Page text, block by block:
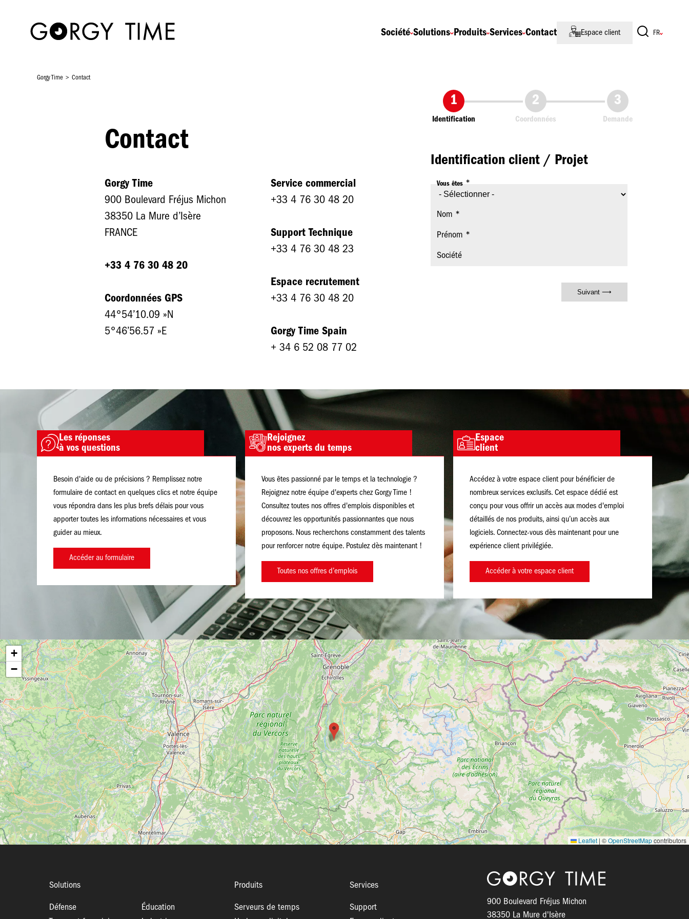
Navigation
Société Solutions Produits Services Contact Espace client
Gorgy Time Contact
Contact
Gorgy Time
900 Boulevard Fréjus Michon
38350 La Mure d’Isère
FRANCE
+33 4 76 30 48 20
Coordonnées GPS
44°54’10.09 »N
5°46’56.57 »E
Service commercial
+33 4 76 30 48 20
Support Technique
+33 4 76 30 48 23
Espace recrutement
+33 4 76 30 48 20
Gorgy Time Spain
+ 34 6 52 08 77 02
Actuel
Identification Coordonnées Demande
Identification client / Projet
Vous êtes
Nom
Prénom
Société
Image Les réponses
à vos questions
Besoin d'aide ou de précisions ? Remplissez notre
formulaire de contact en quelques clics et notre équipe
vous répondra dans les plus brefs délais pour vous
apporter toutes les informations nécessaires et vous
guider au mieux.
Accéder au formulaire
Image Rejoignez
nos experts du temps
Vous êtes passionné par le temps et la technologie ?
Rejoignez notre équipe d'experts chez Gorgy Time !
Consultez toutes nos offres d'emplois disponibles et
découvrez les opportunités passionnantes que nous
proposons. Nous recherchons constamment des talents
pour renforcer notre équipe. Postulez dès maintenant !
Toutes nos offres d’emplois
Image Espace
client
Accédez à votre espace client pour bénéficier de
nombreux services exclusifs. Cet espace dédié est
conçu pour vous offrir un accès aux modes d'emploi
détaillés de nos produits, ainsi qu’un accès aux
logiciels. Connectez-vous dès maintenant pour une
expérience client privilégiée.
Accéder à votre espace client
+
−
Leaflet | ©OpenStreetMapcontributors
Solutions
Défense
Éducation
Produits
Serveurs de temps
Services
Support
Logo
900 Boulevard Fréjus Michon
38350 La Mure d'Isère